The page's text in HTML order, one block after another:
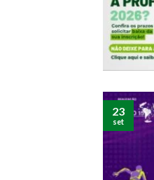
23
set